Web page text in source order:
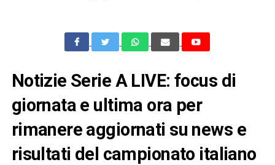
Notizie Serie A LIVE: focus di
giornata e ultima ora per
rimanere aggiornati su news e
risultati del campionato italiano